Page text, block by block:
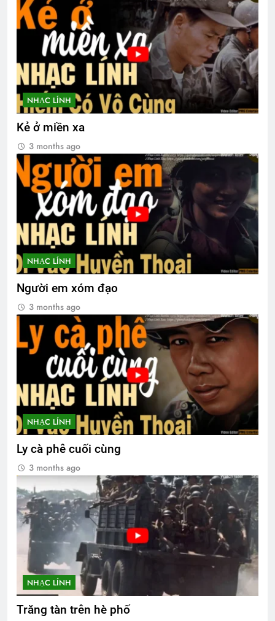
NHẠC LÍNH
Kẻ ở miền xa
3 months ago
NHẠC LÍNH
Người em xóm đạo
3 months ago
NHẠC LÍNH
Ly cà phê cuối cùng
3 months ago
NHẠC LÍNH
Trăng tàn trên hè phố